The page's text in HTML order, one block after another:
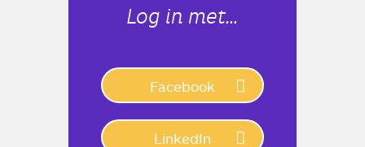
Log in met…
Facebook
LinkedIn